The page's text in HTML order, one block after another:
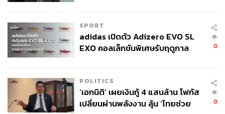
SPORT
adidas เปิดตัว Adizero EVO SL
EXO คอลเล็กชันพิเศษรับฤดูกาล
0
POLITICS
‘เอกนิติ’ เผยเงินกู้ 4 แสนล้าน โฟกัส
เปลี่ยนผ่านพลังงาน ลุ้น ‘ไทยช่วย
0